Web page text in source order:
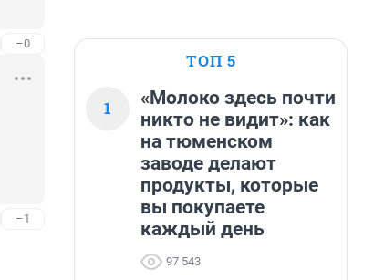
–0
–1
ТОП 5
1
«Молоко здесь почти
никто не видит»: как
на тюменском
заводе делают
продукты, которые
вы покупаете
каждый день
97 543